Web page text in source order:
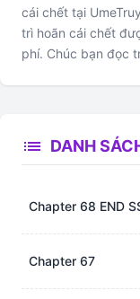
cái chết tại
trì hoãn cái chết
phí. Chúc bạn đọc
list DANH
Chapter 68 END
Chapter 67